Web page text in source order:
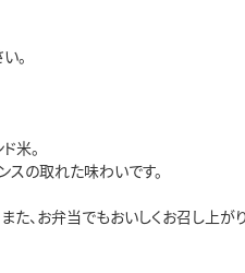
。
米。
スの取れた味わいです。
た、お弁当でもおいしくお召し上が